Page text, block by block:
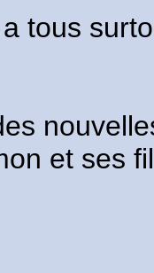
tous
et ses